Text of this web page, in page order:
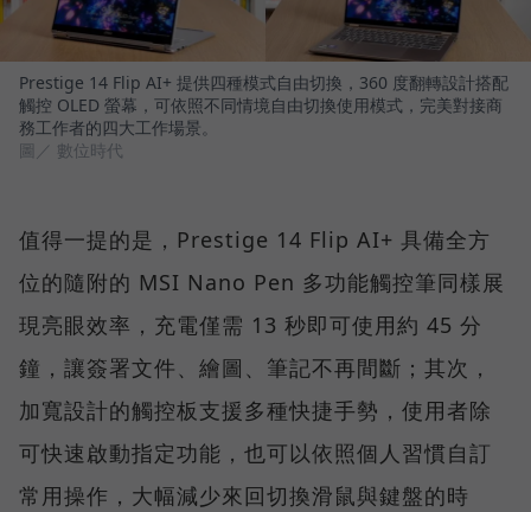
Prestige 14 Flip AI+ 提供四種模式自由切換，360 度翻轉設計搭配
觸控 OLED 螢幕，可依照不同情境自由切換使用模式，完美對接商
務工作者的四大工作場景。
圖／ 數位時代
值得一提的是，Prestige 14 Flip AI+ 具備全方
位的隨附的 MSI Nano Pen 多功能觸控筆同樣展
現亮眼效率，充電僅需 13 秒即可使用約 45 分
鐘，讓簽署文件、繪圖、筆記不再間斷；其次，
加寬設計的觸控板支援多種快捷手勢，使用者除
可快速啟動指定功能，也可以依照個人習慣自訂
常用操作，大幅減少來回切換滑鼠與鍵盤的時